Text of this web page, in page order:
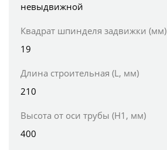
невыдвижной
Квадрат шпинделя задвижки (мм)
19
Длина строительная (L, мм)
210
Высота от оси трубы (H1, мм)
400